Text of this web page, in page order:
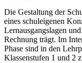
Die Gestaltung der
eines schuleigenen
Lernausgangslagen
Rechnung trägt. Im
Phase sind in den
Klassenstufen 1 und 2